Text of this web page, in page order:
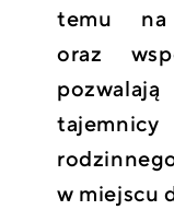
temu na
oraz
w miejscu